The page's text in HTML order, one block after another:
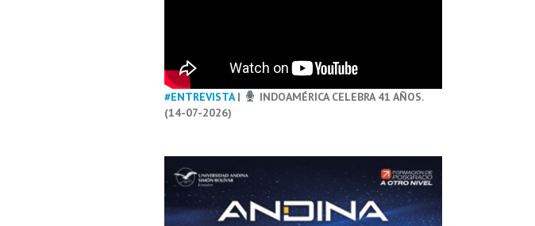
#ENTREVISTA|
INDOAMÉRICA CELEBRA 41 AÑOS.
(14-07-2026)